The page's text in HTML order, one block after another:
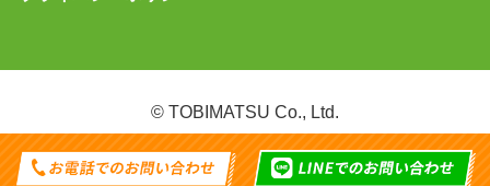
© TOBIMATSU Co., Ltd.